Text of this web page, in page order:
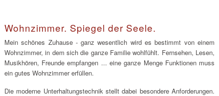
Wohnzimmer. Spiegel der Seele.
Mein schönes Zuhause - ganz wesentlich wird es bestimmt von einem
Wohnzimmer, in dem sich die ganze Familie wohlfühlt. Fernsehen, Lesen,
Musikhören, Freunde empfangen ... eine ganze Menge Funktionen muss
ein gutes Wohnzimmer erfüllen.
Die moderne Unterhaltungstechnik stellt dabei besondere Anforderungen.